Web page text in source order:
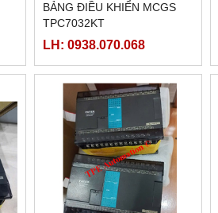
BẢNG ĐIỀU KHIỂN MCGS
TPC7032KT
LH: 0938.070.068